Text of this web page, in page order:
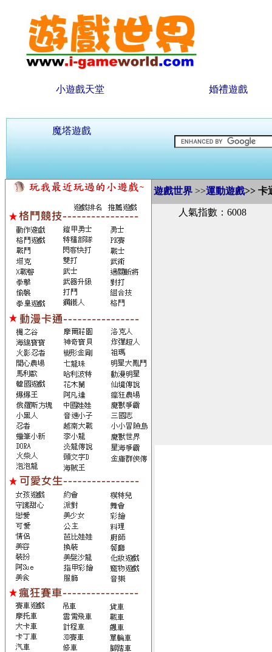
小遊戲天堂 婚禮遊戲
魔塔遊戲
遊戲世界 >>運動遊戲>> 卡
人氣指數：6008